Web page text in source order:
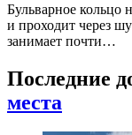
Бульварное кольцо
и проходит через
занимает почти…
Последние
места